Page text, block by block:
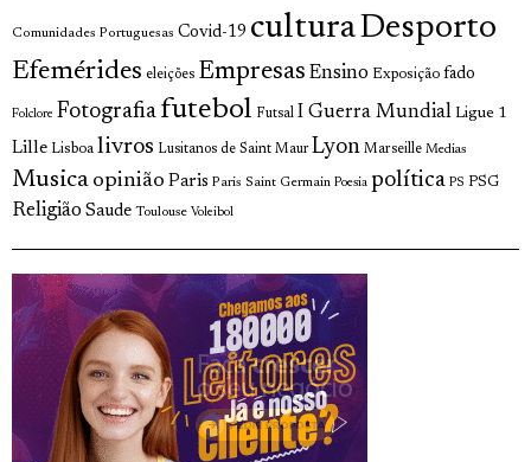
Comunidades Portuguesas Covid-19 culturaDesporto
Efemérides eleições Empresas Ensino Exposição fado
Folclore Fotografia futebol Futsal I Guerra Mundial Ligue 1
Lille Lisboa livros Lusitanos de Saint Maur Lyon Marseille Medias
Musica opinião Paris Paris Saint Germain Poesia política PS PSG
Religião Saude Toulouse Voleibol